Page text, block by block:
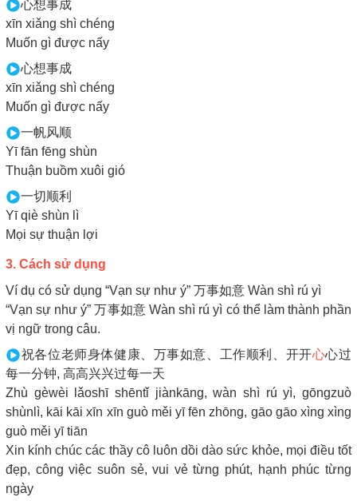
心想事成
xīn xiǎng shì chéng
Muốn gì được nấy
心想事成
xīn xiǎng shì chéng
Muốn gì được nấy
一帆风顺
Yī fān fēng shùn
Thuận buồm xuôi gió
一切顺利
Yī qiè shùn lì
Mọi sự thuận lợi
3. Cách sử dụng
Ví dụ có sử dụng “Vạn sự như ý” 万事如意 Wàn shì rú yì
“Vạn sự như ý” 万事如意 Wàn shì rú yì có thể làm thành phần
vị ngữ trong câu.
祝各位老师身体健康、万事如意、工作顺利、开开心心过
每一分钟, 高高兴兴过每一天
Zhù gèwèi lǎoshī shēntǐ jiànkāng, wàn shì rú yì, gōngzuò
shùnlì, kāi kāi xīn xīn guò měi yī fēn zhōng, gāo gāo xìng xìng
guò měi yī tiān
Xin kính chúc các thầy cô luôn dồi dào sức khỏe, mọi điều tốt
đẹp, công việc suôn sẻ, vui vẻ từng phút, hạnh phúc từng
ngày